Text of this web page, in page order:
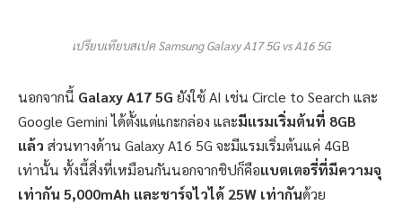
เปรียบเทียบสเปค Samsung Galaxy A17 5G vs A16 5G
นอกจากนี้ Galaxy A17 5G ยังใช้ AI เช่น Circle to Search และ
Google Gemini ได้ตั้งแต่แกะกล่อง และมีแรมเริ่มต้นที่ 8GB
แล้ว ส่วนทางด้าน Galaxy A16 5G จะมีแรมเริ่มต้นแค่ 4GB
เท่านั้น ทั้งนี้สิ่งที่เหมือนกันนอกจากชิปก็คือแบตเตอรี่ที่มีความจุ
เท่ากัน 5,000mAh และชาร์จไวได้ 25W เท่ากันด้วย